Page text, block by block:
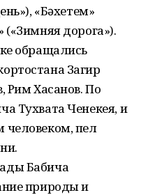
«Бәхетем»
дорога»).
обращались
Загир
Рим Хасанов. По
Тухвата Ченекея, и
пел
Бабича
природы и